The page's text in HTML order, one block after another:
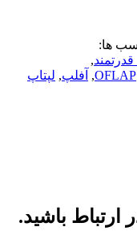
ها:
,
OFLAP
, آفلپ, لپتاپ
ارتباط باشید.